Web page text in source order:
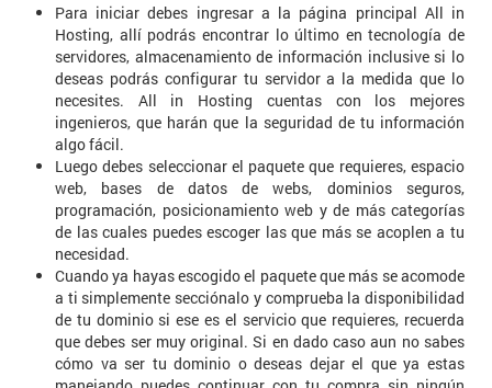
Para iniciar debes ingresar a la página principal All in
Hosting, allí podrás encontrar lo último en tecnología de
servidores, almacenamiento de información inclusive si lo
deseas podrás configurar tu servidor a la medida que lo
necesites. All in Hosting cuentas con los mejores
ingenieros, que harán que la seguridad de tu información
algo fácil.
Luego debes seleccionar el paquete que requieres, espacio
web, bases de datos de webs, dominios seguros,
programación, posicionamiento web y de más categorías
de las cuales puedes escoger las que más se acoplen a tu
necesidad.
Cuando ya hayas escogido el paquete que más se acomode
a ti simplemente secciónalo y comprueba la disponibilidad
de tu dominio si ese es el servicio que requieres, recuerda
que debes ser muy original. Si en dado caso aun no sabes
cómo va ser tu dominio o deseas dejar el que ya estas